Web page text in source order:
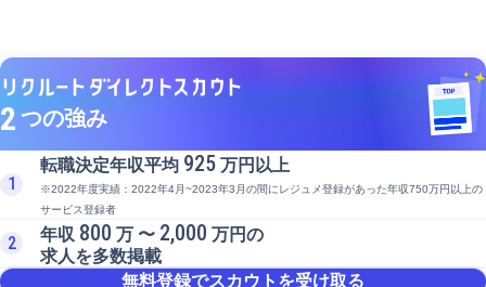
2 つの強み
1
転職決定年収平均 925 万円以上
※2022年度実績：2022年4月~2023年3月の間にレジュメ登録があった年収750万円以上の
サービス登録者
2 年収 800 万 〜 2,000 万円の
求人を多数掲載
無料登録でスカウトを受け取る